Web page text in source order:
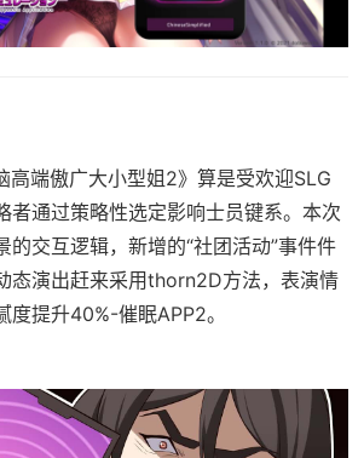
高端傲广大小型姐2》算是受欢迎SLG
者通过策略性选定影响士员键系。本次
的交互逻辑，新增的“社团活动”事件件
态演出赶来采用thorn2D方法，表演情
度提升40%-催眠APP2。